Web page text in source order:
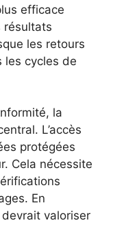
efficace
résultats
les retours
les cycles de
la
L’accès
protégées
Cela nécessite
En
devrait valoriser